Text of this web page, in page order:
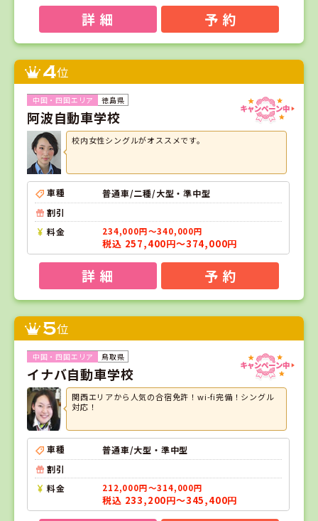
詳 細 予 約
4位
徳島県
阿波自動車学校
校内女性シングルがオススメです。
車種
普通車/二種/大型・準中型
割引
料金
234,000円～340,000円
税込 257,400円～374,000円
詳 細 予 約
5位
鳥取県
イナバ自動車学校
関西エリアから人気の合宿免許！wi-fi完備！シングル
対応！
車種
普通車/大型・準中型
割引
料金
212,000円～314,000円
税込 233,200円～345,400円